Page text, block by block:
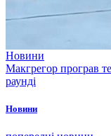
Новини
Макгрегор програв
раунді
Новини